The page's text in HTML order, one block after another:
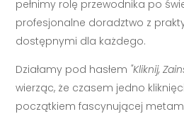
pełnimy rolę przewodnika po
profesjonalne doradztwo z
dostępnymi dla każdego.
Działamy pod hasłem "Kliknij,
wierząc, że czasem jedno
początkiem fascynującej